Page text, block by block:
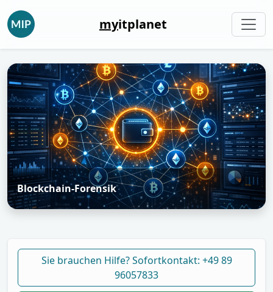
myitplanet
Blockchain-Forensik
Sie brauchen Hilfe? Sofortkontakt: +49 89
96057833